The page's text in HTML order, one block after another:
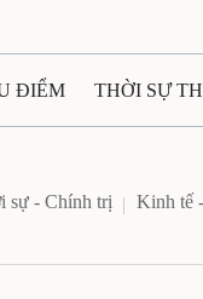
ĐIỂM THỜI SỰ
sự - Chính trị Kinh tế